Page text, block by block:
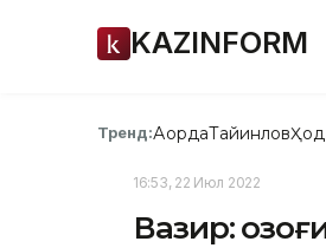
KAZINFORM
Тренд:АқордаТайинлов
16:53, 22 Июл 2022
Вазир: